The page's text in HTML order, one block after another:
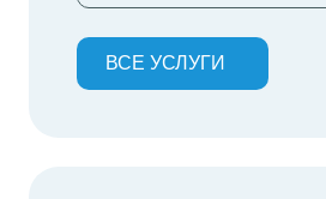
ВСЕ УСЛУГИ